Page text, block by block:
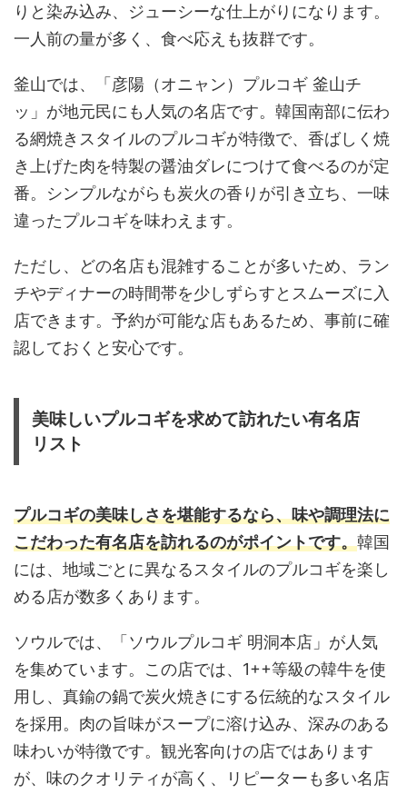
りと染み込み、ジューシーな仕上がりになります。
一人前の量が多く、食べ応えも抜群です。
釜山では、「彦陽（オニャン）プルコギ 釜山チ
ッ」が地元民にも人気の名店です。韓国南部に伝わ
る網焼きスタイルのプルコギが特徴で、香ばしく焼
き上げた肉を特製の醤油ダレにつけて食べるのが定
番。シンプルながらも炭火の香りが引き立ち、一味
違ったプルコギを味わえます。
ただし、どの名店も混雑することが多いため、ラン
チやディナーの時間帯を少しずらすとスムーズに入
店できます。予約が可能な店もあるため、事前に確
認しておくと安心です。
美味しいプルコギを求めて訪れたい有名店
リスト
プルコギの美味しさを堪能するなら、味や調理法に
こだわった有名店を訪れるのがポイントです。韓国
には、地域ごとに異なるスタイルのプルコギを楽し
める店が数多くあります。
ソウルでは、「ソウルプルコギ 明洞本店」が人気
を集めています。この店では、1++等級の韓牛を使
用し、真鍮の鍋で炭火焼きにする伝統的なスタイル
を採用。肉の旨味がスープに溶け込み、深みのある
味わいが特徴です。観光客向けの店ではあります
が、味のクオリティが高く、リピーターも多い名店